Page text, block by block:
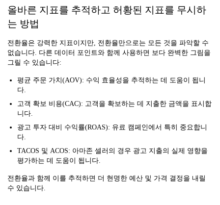
올바른 지표를 추적하고 허황된 지표를 무시하
는 방법
전환율은 강력한 지표이지만, 전환율만으로는 모든 것을 파악할 수
없습니다. 다른 데이터 포인트와 함께 사용하면 보다 완벽한 그림을
그릴 수 있습니다:
평균 주문 가치(AOV): 수익 효율성을 추적하는 데 도움이 됩니
다.
고객 확보 비용(CAC): 고객을 확보하는 데 지출한 금액을 표시합
니다.
광고 투자 대비 수익률(ROAS): 유료 캠페인에서 특히 중요합니
다.
TACOS 및 ACOS: 아마존 셀러의 경우 광고 지출의 실제 영향을
평가하는 데 도움이 됩니다.
전환율과 함께 이를 추적하면 더 현명한 예산 및 가격 결정을 내릴
수 있습니다.